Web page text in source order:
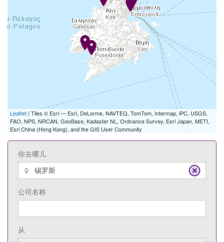
Leaflet | Tiles © Esri — Esri, DeLorme, NAVTEQ, TomTom, Intermap, iPC, USGS,
FAO, NPS, NRCAN, GeoBase, Kadaster NL, Ordnance Survey, Esri Japan, METI,
Esri China (Hong Kong), and the GIS User Community
你去哪儿
公司名称
从